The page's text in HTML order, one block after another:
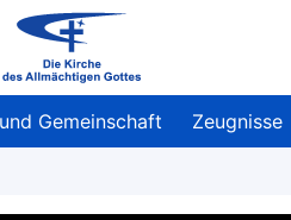
Gemeinschaft Zeugnisse